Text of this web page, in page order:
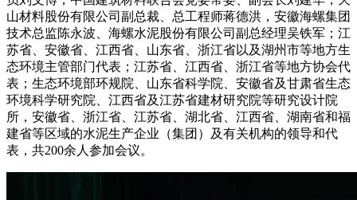
山材料股份有限公司副总裁、总工程师蒋德洪，安徽海螺集团
技术总监陈永波、海螺水泥股份有限公司副总经理吴铁军；江
苏省、安徽省、江西省、山东省、浙江省以及湖州市等地方生
态环境主管部门代表；江苏省、江西省、浙江省等地方协会代
表；生态环境部环规院、山东省科学院、安徽省及甘肃省生态
环境科学研究院、江西省及江苏省建材研究院等研究设计院
所，安徽省、浙江省、江苏省、湖北省、江西省、湖南省和福
建省等区域的水泥生产企业（集团）及有关机构的领导和代
表，共200余人参加会议。